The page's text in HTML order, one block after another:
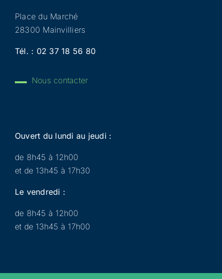
Place du Marché
28300 Mainvilliers
Tél. : 02 37 18 56 80
Nous contacter
Ouvert du lundi au jeudi :
de 8h45 à 12h00
et de 13h45 à 17h30
Le vendredi :
de 8h45 à 12h00
et de 13h45 à 17h00